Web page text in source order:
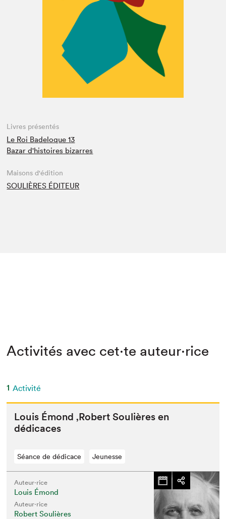
Espace enseignant·e·s
Livres présentés
Le Roi Badeloque 13
Bazar d'histoires bizarres
Maisons d'édition
SOULIÈRES ÉDITEUR
Activités avec cet·te auteur·rice
1 Activité
Louis Émond‚Robert Soulières en
dédicaces
Séance de dédicace Jeunesse
Auteur·rice
Louis Émond
Auteur·rice
Robert Soulières